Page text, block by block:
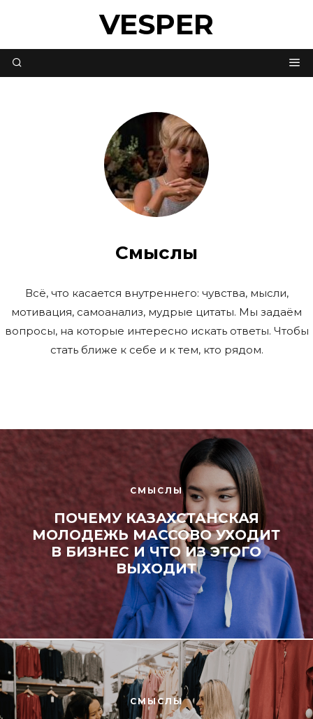
VESPER
Смыслы
Всё, что касается внутреннего: чувства, мысли,
мотивация, самоанализ, мудрые цитаты. Мы задаём
вопросы, на которые интересно искать ответы. Чтобы
стать ближе к себе и к тем, кто рядом.
СМЫСЛЫ
ПОЧЕМУ КАЗАХСТАНСКАЯ
МОЛОДЕЖЬ МАССОВО УХОДИТ
В БИЗНЕС И ЧТО ИЗ ЭТОГО
ВЫХОДИТ
СМЫСЛЫ